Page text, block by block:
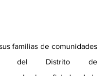
familias de comunidades
del Distrito de